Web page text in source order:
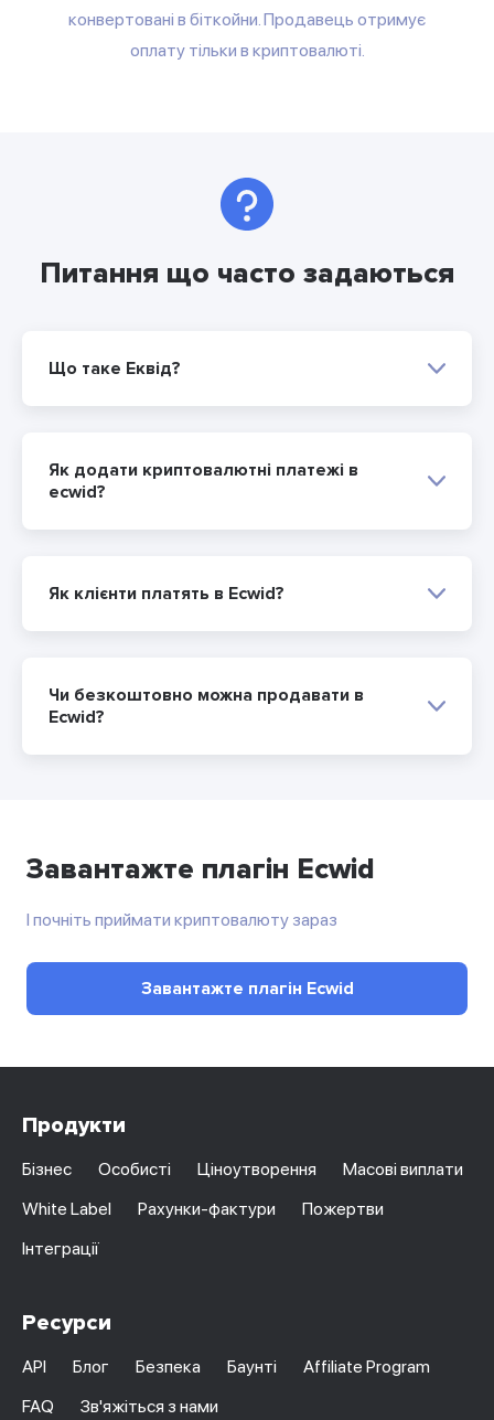
конвертовані в біткойни. Продавець отримує
оплату тільки в криптовалюті.
Питання що часто задаються
Що таке Еквід?
Як додати криптовалютні платежі в
ecwid?
Як клієнти платять в Ecwid?
Чи безкоштовно можна продавати в
Ecwid?
Завантажте плагін Ecwid
І почніть приймати криптовалюту зараз
Завантажте плагін Ecwid
Продукти
Бізнес Особисті Ціноутворення
Масові виплати
White Label
Рахунки-фактури
Пожертви
Інтеграції
Ресурси
API Блог Безпека Баунті
Affiliate Program
FAQ
Зв'яжіться з нами